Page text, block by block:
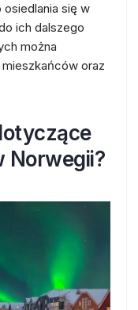
się w
ich dalszego
można
oraz
Norwegii?